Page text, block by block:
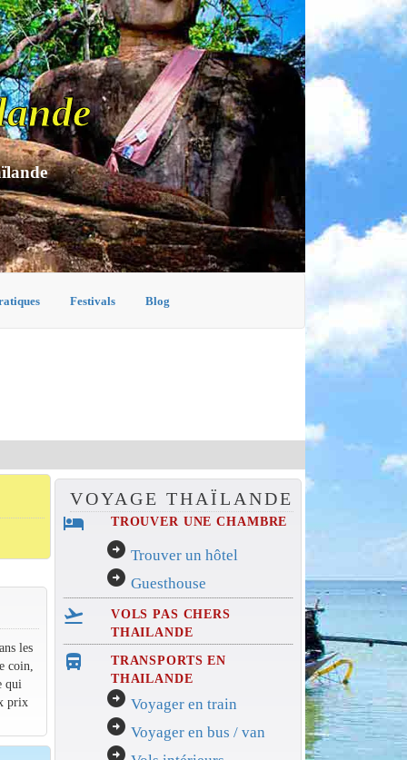
Festivals Blog
les
coin,
qui
prix
VOYAGE THAÏLANDE
hotel TROUVER UNE CHAMBRE
arrow_circle_right Trouver un hôtel
arrow_circle_right Guesthouse
flight_takeoff
VOLS PAS CHERS
THAILANDE
directions_bus_filled
TRANSPORTS EN
THAILANDE
arrow_circle_right Voyager en train
arrow_circle_right Voyager en bus / van
arrow_circle_right